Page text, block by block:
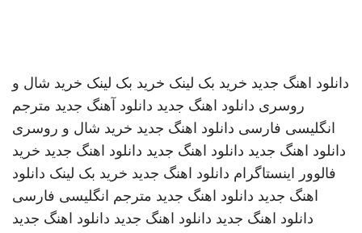
دانلود اهنگ جدید خرید بک لینک خرید بک لینک خرید شال و
روسری دانلود اهنگ جدید دانلود آهنگ جدید مترجم
انگلیسی فارسی دانلود اهنگ جدید خرید شال و روسری
دانلود اهنگ جدید دانلود اهنگ جدید دانلود اهنگ جدید خرید
فالوور اینستاگرام دانلود اهنگ جدید خرید بک لینک دانلود
اهنگ جدید دانلود اهنگ جدید مترجم انگلیسی فارسی
دانلود اهنگ جدید دانلود اهنگ جدید دانلود اهنگ جدید